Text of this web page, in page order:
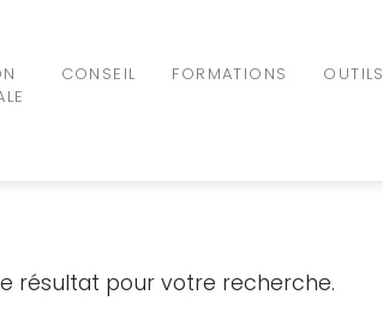
CONSEIL FORMATIONS OUTILS
résultat pour votre recherche.